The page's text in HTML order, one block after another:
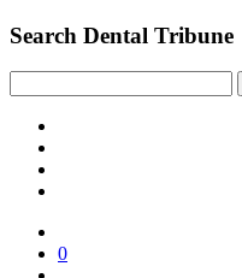
Search Dental Tribune
0